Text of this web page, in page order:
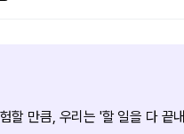
할 만큼, 우리는 '할 일을 다 끝